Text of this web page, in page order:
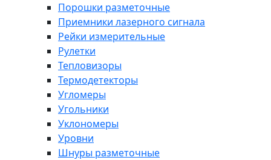
Порошки разметочные
Приемники лазерного сигнала
Рейки измерительные
Рулетки
Тепловизоры
Термодетекторы
Угломеры
Угольники
Уклономеры
Уровни
Шнуры разметочные